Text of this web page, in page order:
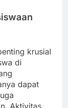
krusial
di
dapat